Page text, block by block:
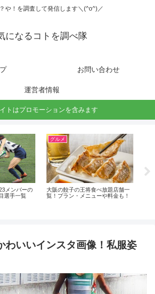
や！を調査して発信します＼(^o^)／
になるコトを調べ隊
お問い合わせ
運営者情報
トはプロモーションを含みます
メンバーの
選手一覧
グルメ
大阪の餃子の王将食べ放題店舗一
覧！プラン・メニューや料金も！
わいいインスタ画像！私服姿